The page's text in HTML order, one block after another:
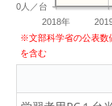
2018年
0人／台
※文部科学省の公表数
を含む